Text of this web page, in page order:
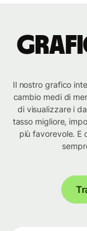
Il nostro grafico
cambio medi di
di visualizzare i
tasso migliore,
più favorevole. E